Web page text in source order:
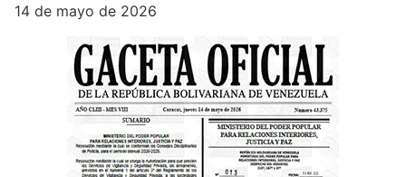
14 de mayo de 2026